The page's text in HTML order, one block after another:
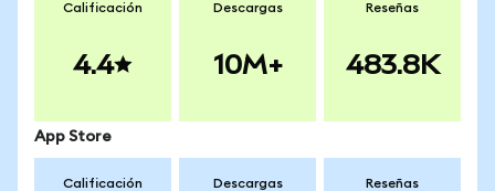
Calificación
4.4
Descargas
10M+
Reseñas
483.8K
App Store
Calificación Descargas Reseñas